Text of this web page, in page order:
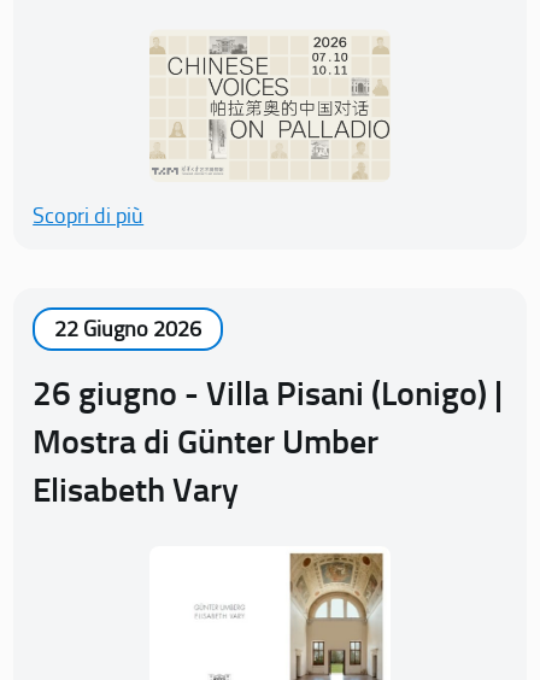
Scopri di più
22 Giugno 2026
26 giugno - Villa Pisani (Lonigo) |
Mostra di Günter Umber
Elisabeth Vary